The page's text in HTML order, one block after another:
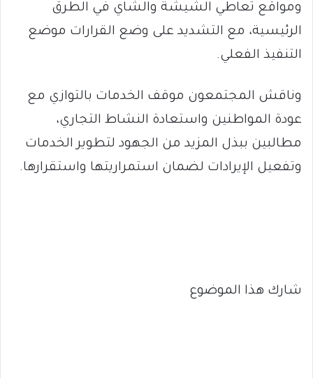
ومواقع تعاطي الشيشة والشاي في الطرق
الرئيسية، مع التشديد على وضع القرارات موضع
التنفيذ الفعلي.
وناقش المجتمعون موقف الخدمات بالتوازي مع
عودة المواطنين واستعادة النشاط التجاري،
مطالبين ببذل المزيد من الجهود لتطوير الخدمات
وتفعيل الإيرادات لضمان استمراريتها واستقرارها.
شارك هذا الموضوع